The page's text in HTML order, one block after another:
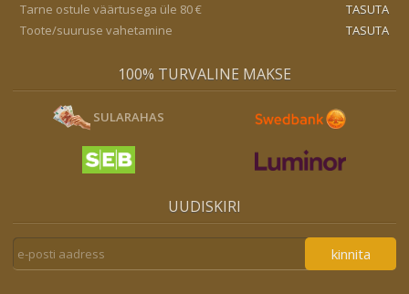
Tarne ostule väärtusega üle 80 €
TASUTA
Toote/suuruse vahetamine
TASUTA
100% TURVALINE MAKSE
SULARAHAS
UUDISKIRI
kinnita